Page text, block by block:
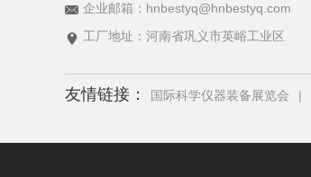
企业邮箱：hnbestyq@hnbestyq.com
工厂地址：河南省巩义市英峪工业区
友情链接： 国际科学仪器装备展览会 |